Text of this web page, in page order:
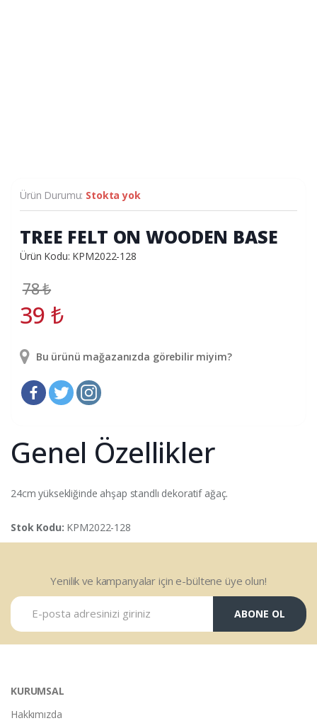
Ürün Durumu: Stokta yok
TREE FELT ON WOODEN BASE
Ürün Kodu: KPM2022-128
78₺
39 ₺
Bu ürünü mağazanızda görebilir miyim?
Genel Özellikler
24cm yüksekliğinde ahşap standlı dekoratif ağaç.
Stok Kodu: KPM2022-128
Yenilik ve kampanyalar için e-bültene üye olun!
ABONE OL
KURUMSAL
Hakkımızda